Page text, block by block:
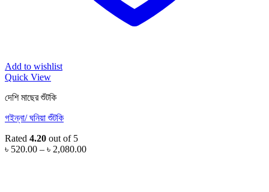
Add to wishlist
Quick View
দেশি মাছের শুঁটকি
গইন্না/ ঘনিয়া শুঁটকি
Rated 4.20 out of 5
৳ 520.00 – ৳ 2,080.00Price